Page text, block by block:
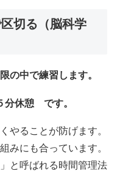
切る（脳科学
の中で練習します。
分休憩 です。
やることが防げます。
みにも合っています。
と呼ばれる時間管理法